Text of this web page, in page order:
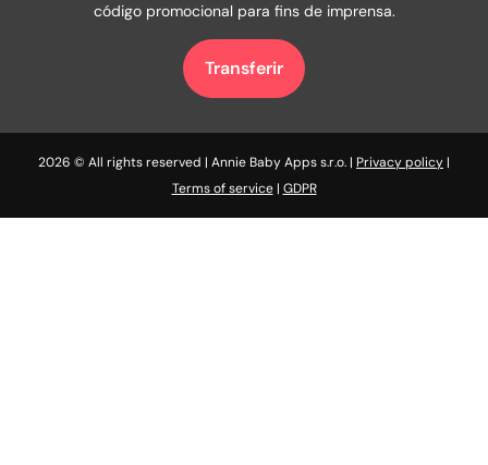
código promocional para fins de imprensa.
Transferir
2026 © All rights reserved | Annie Baby Apps s.r.o. | Privacy policy |
Terms of service| GDPR